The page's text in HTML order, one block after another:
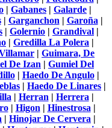
| Gabanes | Galarde |
| Garganchon| Garoña|
| Golernio | Grandival |
| Gredilla La Polera |
| Guimara, De
De Izan | Gumiel Del
| Haedo De Angulo|
| Haedo De Linares |
| Herran| Herrera|
| Higon| Hinestrosa|
| Hinojar De Cervera |